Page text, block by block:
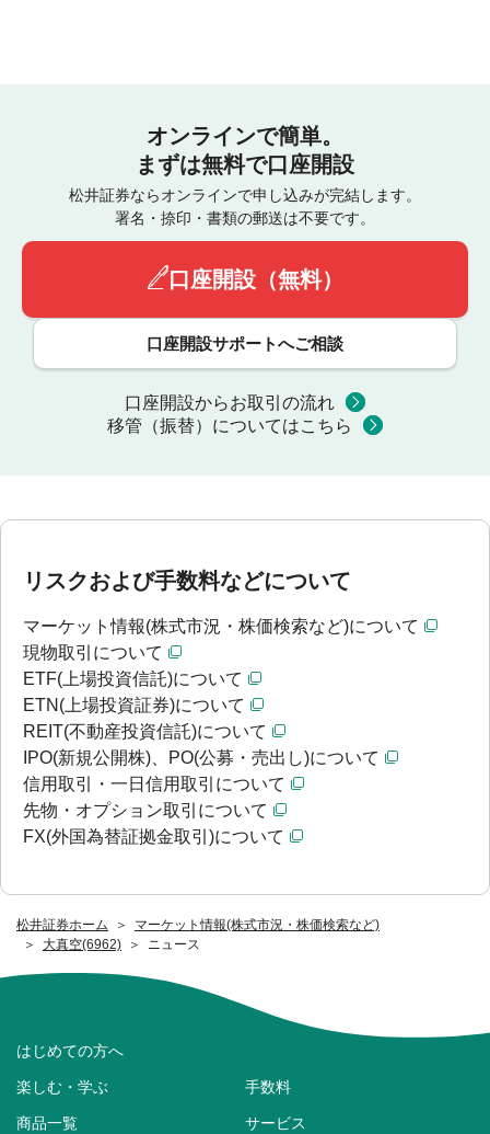
松井証券ホーム
マーケット情報(株式市況・株価検索など)
大真空(6962)
ニュース
オンラインで簡単。
まずは無料で口座開設
松井証券ならオンラインで申し込みが完結します。
署名・捺印・書類の郵送は不要です。
口座開設（無料）
口座開設サポートへご相談
口座開設からお取引の流れ
移管（振替）についてはこちら
リスクおよび手数料などについて
マーケット情報(株式市況・株価検索など)について
現物取引について
ETF(上場投資信託)について
ETN(上場投資証券)について
REIT(不動産投資信託)について
IPO(新規公開株)、PO(公募・売出し)について
信用取引・一日信用取引について
先物・オプション取引について
FX(外国為替証拠金取引)について
はじめての方へ
楽しむ・学ぶ 手数料
商品一覧 サービス